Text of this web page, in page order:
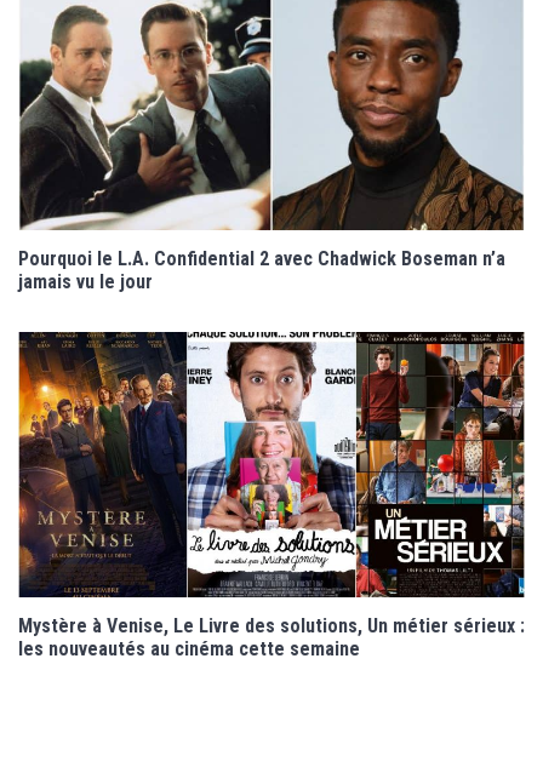
Pourquoi le L.A. Confidential 2 avec Chadwick Boseman n’a
jamais vu le jour
Mystère à Venise, Le Livre des solutions, Un métier sérieux :
les nouveautés au cinéma cette semaine